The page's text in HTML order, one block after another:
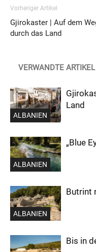
Vorheriger Artikel
Gjirokaster | Auf dem
durch das Land
VERWANDTE ARTIKEL
ALBANIEN
Land
ALBANIEN
„Blue
ALBANIEN
Butrint
Bis in